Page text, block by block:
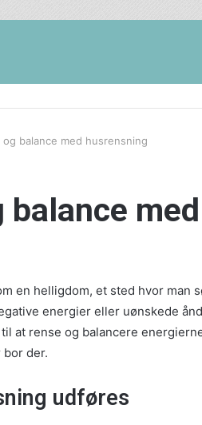
og balance med husrensning
balance
en helligdom, et sted hvor man
energier eller uønskede
at rense og balancere
der.
udføres